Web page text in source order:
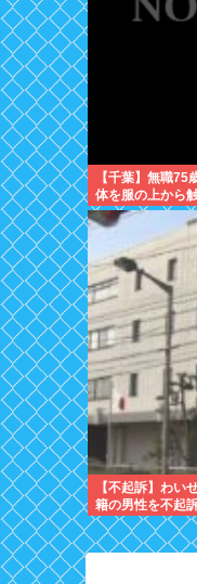
【千葉】無職
体を服の上から
と思う」
【不起訴】わい
籍の男性を不起